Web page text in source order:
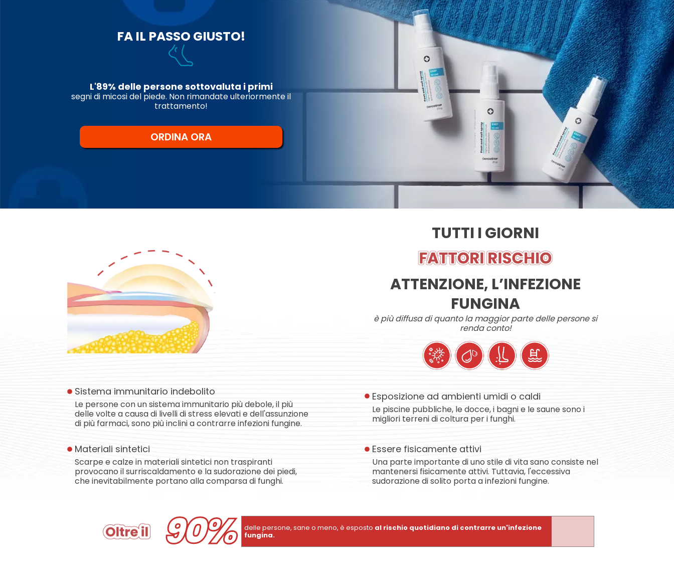
FA IL PASSO GIUSTO!
L'89% delle persone sottovaluta i primi
segni di micosi del piede. Non rimandate ulteriormente il
trattamento!
ORDINA ORA
TUTTI I GIORNI
ATTENZIONE, L’INFEZIONE
FUNGINA
è più diffusa di quanto la maggior parte delle persone si
renda conto!
Sistema immunitario indebolito
Le persone con un sistema immunitario più debole, il più
delle volte a causa di livelli di stress elevati e dell'assunzione
di più farmaci, sono più inclini a contrarre infezioni fungine.
Esposizione ad ambienti umidi o caldi
Le piscine pubbliche, le docce, i bagni e le saune sono i
migliori terreni di coltura per i funghi.
Materiali sintetici
Scarpe e calze in materiali sintetici non traspiranti
provocano il surriscaldamento e la sudorazione dei piedi,
che inevitabilmente portano alla comparsa di funghi.
Essere fisicamente attivi
Una parte importante di uno stile di vita sano consiste nel
mantenersi fisicamente attivi. Tuttavia, l'eccessiva
sudorazione di solito porta a infezioni fungine.
90% delle persone, sane o meno, è esposto al rischio quotidiano di contrarre un'infezione
fungina.